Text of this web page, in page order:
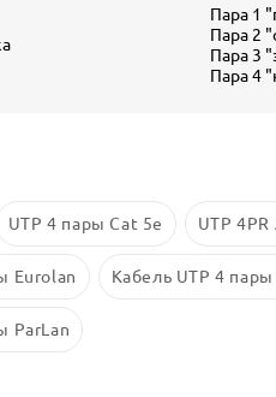
Пара 1
Пара 2
Пара 3
Пара 4
UTP 4 пары Cat 5е UTP 4PR
Eurolan Кабель UTP 4 пары
ParLan